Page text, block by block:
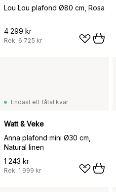
Lou Lou plafond Ø80 cm, Rosa
4 299 kr
Rek. 6 725 kr
Endast ett fåtal kvar
Watt & Veke
Anna plafond mini Ø30 cm,
Natural linen
1 243 kr
Rek. 1 999 kr